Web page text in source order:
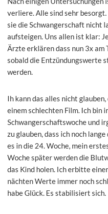
verliere. Alle sind sehr
sie die Schwangerschaft nicht
aufsteigen. Uns allen ist klar:
Ärzte erklären dass nun 3x am
sobald die Entzündungswerte
werden.
Ih kann das alles nicht
einem schlechten Film. Ich bin
Schwangerschaftswoche und
zu glauben, dass ich noch
es in die 24. Woche, mein
Woche später werden die
das Kind holen. Ich erbitte
nächten Werte immer noch
habe Glück. Es stabilisiert sich.